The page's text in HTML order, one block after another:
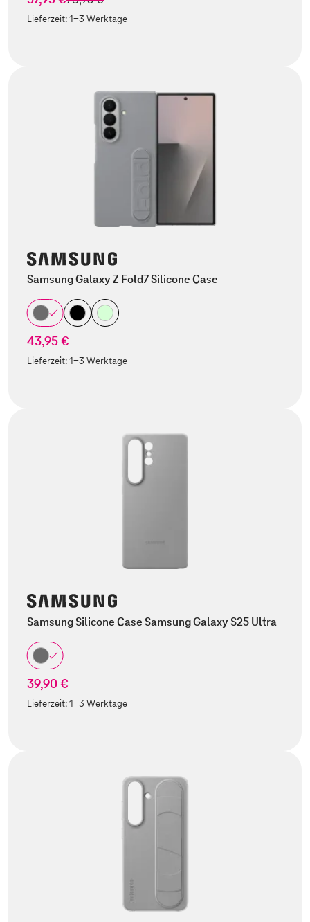
Lieferzeit:1-3 Werktage
Samsung Galaxy Z Fold7 Silicone Case
43,95 €
Lieferzeit:1-3 Werktage
Samsung Silicone Case Samsung Galaxy S25 Ultra
39,90 €
Lieferzeit:1-3 Werktage